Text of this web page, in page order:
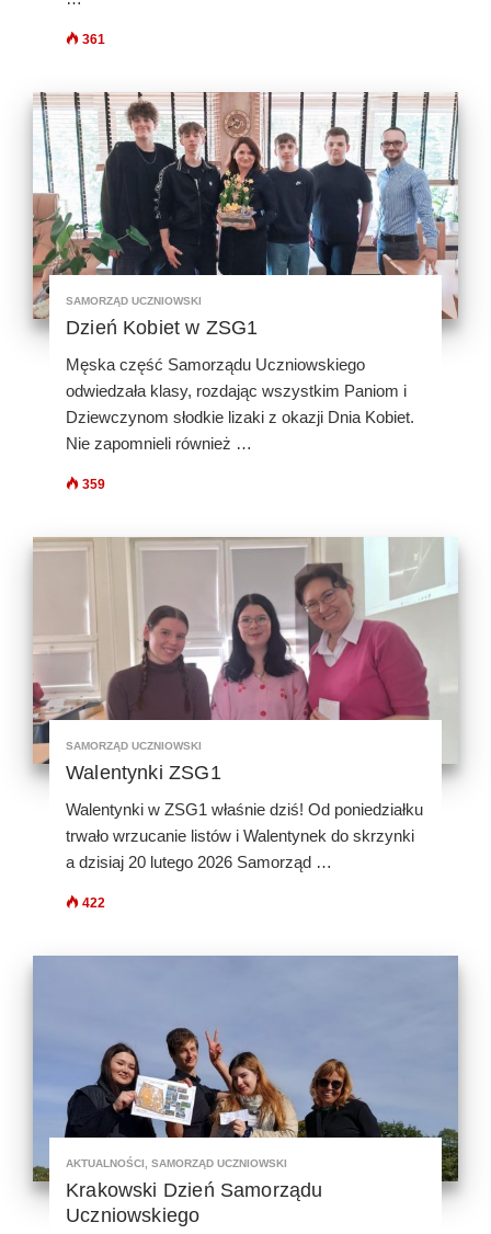
361
SAMORZĄD UCZNIOWSKI
Dzień Kobiet w ZSG1
Męska część Samorządu Uczniowskiego
odwiedzała klasy, rozdając wszystkim Paniom i
Dziewczynom słodkie lizaki z okazji Dnia Kobiet.
Nie zapomnieli również …
359
SAMORZĄD UCZNIOWSKI
Walentynki ZSG1
Walentynki w ZSG1 właśnie dziś! Od poniedziałku
trwało wrzucanie listów i Walentynek do skrzynki
a dzisiaj 20 lutego 2026 Samorząd …
422
AKTUALNOŚCI , SAMORZĄD UCZNIOWSKI
Krakowski Dzień Samorządu
Uczniowskiego